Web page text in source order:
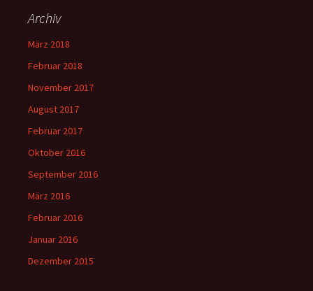
Archiv
März 2018
Februar 2018
November 2017
August 2017
Februar 2017
Oktober 2016
September 2016
März 2016
Februar 2016
Januar 2016
Dezember 2015